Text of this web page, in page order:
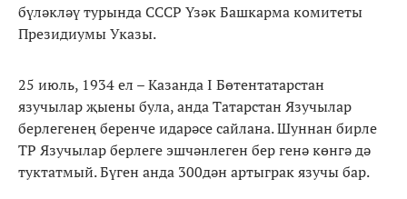
бүләкләү турында СССР Үзәк Башкарма комитеты
Президиумы Указы.
25 июль, 1934 ел – Казанда I Бөтентатарстан
язучылар җыены була, анда Татарстан Язучылар
берлегенең беренче идарәсе сайлана. Шуннан бирле
ТР Язучылар берлеге эшчәнлеген бер генә көнгә дә
туктатмый. Бүген анда 300дән артыграк язучы бар.